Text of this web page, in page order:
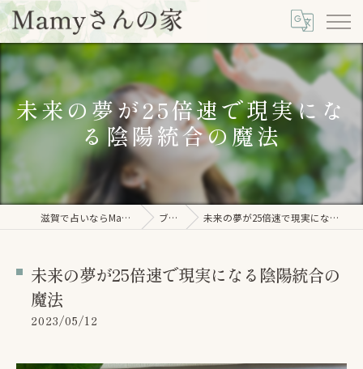
未来の夢が25倍速で現実にな
る陰陽統合の魔法
滋賀で占いならMamyさんの家 ブログ 未来の夢が25倍速で現実になる陰陽統合の魔法
未来の夢が25倍速で現実になる陰陽統合の
魔法
2023/05/12